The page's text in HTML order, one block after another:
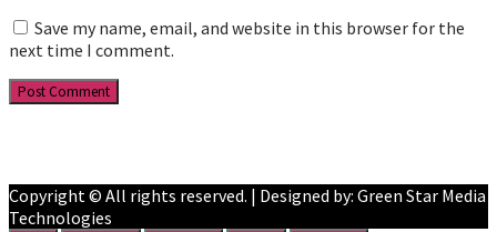
Save my name, email, and website in this browser for the
next time I comment.
Copyright © All rights reserved. | Designed by: Green Star Media
Technologies